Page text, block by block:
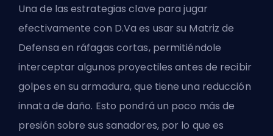
Una de las estrategias clave para jugar
efectivamente con D.Va es usar su Matriz de
Defensa en ráfagas cortas, permitiéndole
interceptar algunos proyectiles antes de recibir
golpes en su armadura, que tiene una reducción
innata de daño. Esto pondrá un poco más de
presión sobre sus sanadores, por lo que es